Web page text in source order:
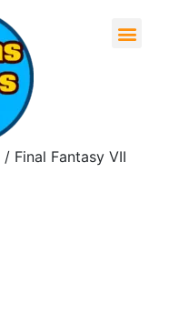
/ Final Fantasy VII